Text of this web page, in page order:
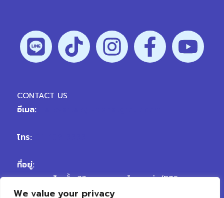
We value your privacy
CONTACT US
อีเมล:
โทร:
ที่อยู่:
สาขา พญาไทชั้น 33 อาคารพญาไทพลาซ่า (BTS
พญาไท) ถนนพญาไท เขตราชเทวี กรุงเทพมหานคร